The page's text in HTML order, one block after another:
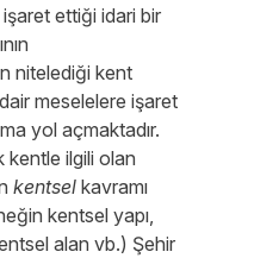
işaret ettiği idari bir
nitelediği kent
meselelere işaret
yol açmaktadır.
ilgili olan
kentsel kavramı
kentsel yapı,
alan vb.) Şehir